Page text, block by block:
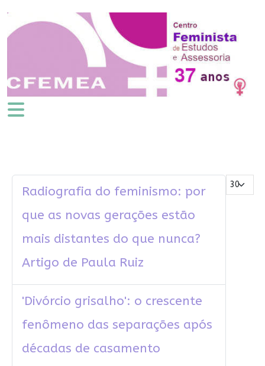
Mostrar #
Radiografia do feminismo: por
que as novas gerações estão
mais distantes do que nunca?
Artigo de Paula Ruiz
'Divórcio grisalho': o crescente
fenômeno das separações após
décadas de casamento